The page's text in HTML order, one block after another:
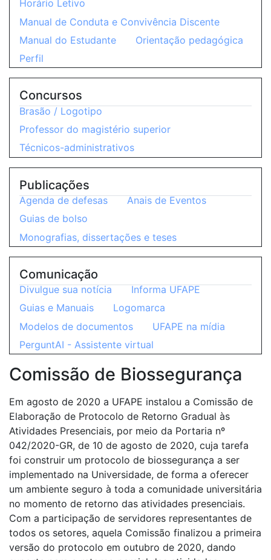
Comissão de Biossegurança
Em agosto de 2020 a UFAPE instalou a Comissão de
Elaboração de Protocolo de Retorno Gradual às
Atividades Presenciais, por meio da Portaria nº
042/2020-GR, de 10 de agosto de 2020, cuja tarefa
foi construir um protocolo de biossegurança a ser
implementado na Universidade, de forma a oferecer
um ambiente seguro à toda a comunidade universitária
no momento de retorno das atividades presenciais.
Com a participação de servidores representantes de
todos os setores, aquela Comissão finalizou a primeira
versão do protocolo em outubro de 2020, dando
Horário Letivo
Manual de Conduta e Convivência Discente
Manual do Estudante
Orientação pedagógica
Perfil
Concursos
Brasão / Logotipo
Professor do magistério superior
Técnicos-administrativos
Publicações
Agenda de defesas
Anais de Eventos
Guias de bolso
Monografias, dissertações e teses
Comunicação
Divulgue sua notícia
Informa UFAPE
Guias e Manuais
Logomarca
Modelos de documentos
UFAPE na mídia
PerguntAI - Assistente virtual